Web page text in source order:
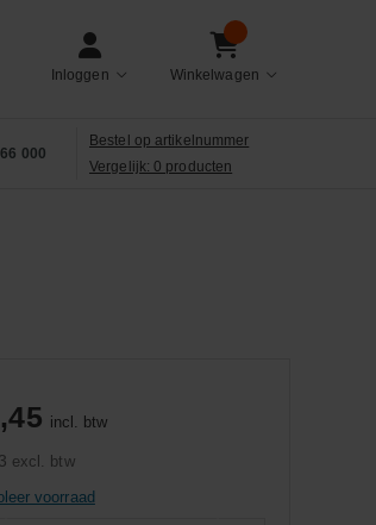
Inloggen Winkelwagen
000
Bestel op artikelnummer
Vergelijk: 0 producten
incl. btw
excl. btw
voorraad